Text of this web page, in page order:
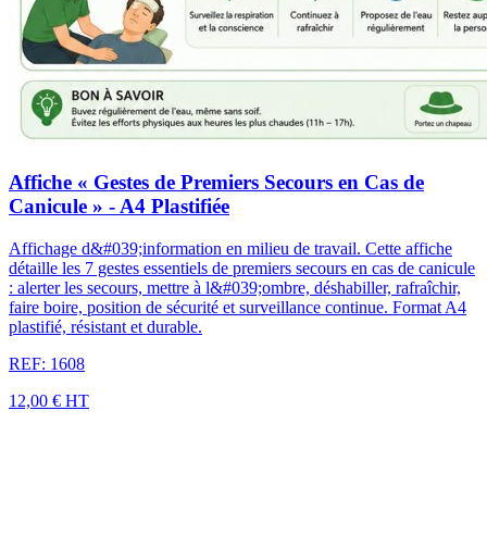
Affiche « Gestes de Premiers Secours en Cas de
Canicule » - A4 Plastifiée
Affichage d&#039;information en milieu de travail. Cette affiche
détaille les 7 gestes essentiels de premiers secours en cas de canicule
: alerter les secours, mettre à l&#039;ombre, déshabiller, rafraîchir,
faire boire, position de sécurité et surveillance continue. Format A4
plastifié, résistant et durable.
REF: 1608
12,00 € HT